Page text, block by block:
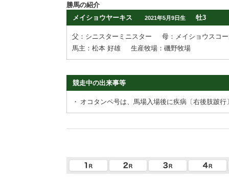
勝馬の紹介
メイショウヤーキス
2021年5月9日生 牡3
父：シニスターミニスター
母：メイショウスコ
馬主：松本 好雄
生産牧場：磯野牧場
競走中の出来事等
・ オコタンペ号は、馬場入場後に疾病〔右後肢跛